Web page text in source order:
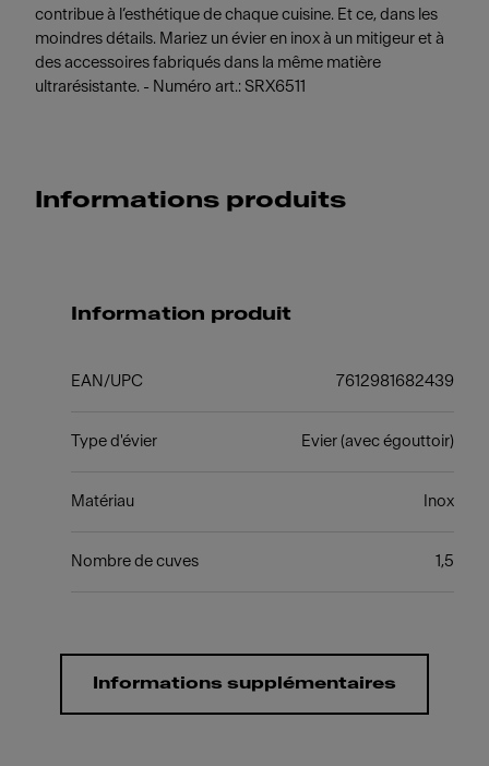
contribue à l’esthétique de chaque cuisine. Et ce, dans les
moindres détails. Mariez un évier en inox à un mitigeur et à
des accessoires fabriqués dans la même matière
ultrarésistante. - Numéro art.: SRX6511
Informations produits
Information produit
EAN/UPC 7612981682439
Type d'évier Evier (avec égouttoir)
Matériau Inox
Nombre de cuves 1,5
Informations supplémentaires